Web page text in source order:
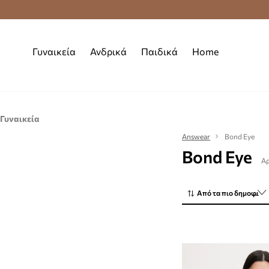
Δωρεάν
Γυναικεία Ανδρικά Παιδικά Home
Γυναικεία
Answear Bond Eye
Bond Eye
Από τα πιο δημοφιλή